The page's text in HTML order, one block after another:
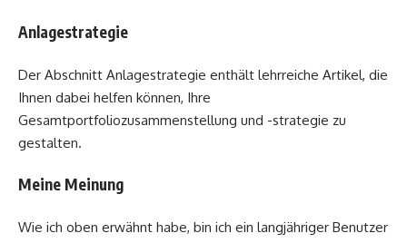
Anlagestrategie
Der Abschnitt Anlagestrategie enthält lehrreiche Artikel, die
Ihnen dabei helfen können, Ihre
Gesamtportfoliozusammenstellung und -strategie zu
gestalten.
Meine Meinung
Wie ich oben erwähnt habe, bin ich ein langjähriger Benutzer